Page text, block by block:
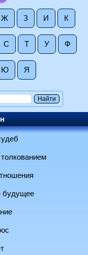
Ж З И К
С Т У Ф
Ю Я
будущее